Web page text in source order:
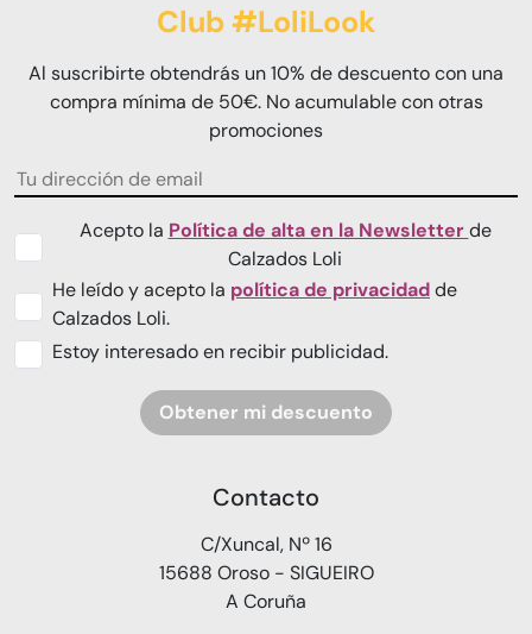
Club #LoliLook
Al suscribirte obtendrás un 10% de descuento con una
compra mínima de 50€. No acumulable con otras
promociones
Acepto la Política de alta en la Newsletterde
Calzados Loli
He leído y acepto la política de privacidadde
Calzados Loli.
Estoy interesado en recibir publicidad.
Obtener mi descuento
Contacto
C/Xuncal, Nº 16
15688 Oroso - SIGUEIRO
A Coruña